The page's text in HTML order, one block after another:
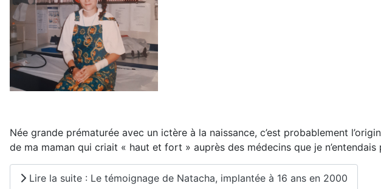
Née grande prématurée avec un ictère à la naissance, c’est probablement
de ma maman qui criait « haut et fort » auprès des médecins que je n’entendais
Lire la suite : Le témoignage de Natacha, implantée à 16 ans en 2000